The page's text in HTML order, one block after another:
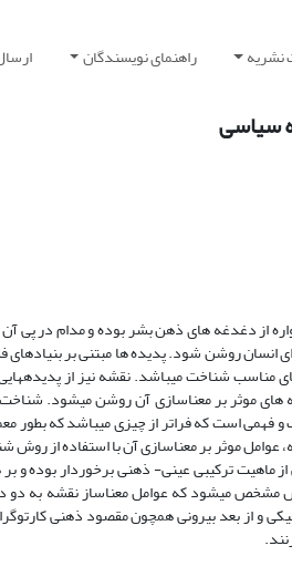
نشریه راهنمای نویسندگان
سیاسی
از دغدغه ­های ذهن بشر بوده و مدام در پی
انسان روشن شود. پدیده­ ها مبتنی بر
مناسب شناخت می­باشد.نقشه نیز از
های موثر بر معناسازی آن روشن می­شود.
و فهمی است که فراتر از چیزی می­باشد که
موثر بر معناسازی آن با استفاده از
ماهیت ترکیبی عینی- ذهنی برخوردار بوده
مشخص می­شود که عوامل معناساز نقشه به
و از بعد بیرونی همچون مقصود ذهنی